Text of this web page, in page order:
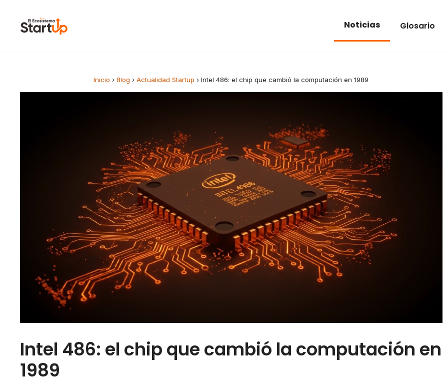
Noticias Glosario
Inicio › Blog › Actualidad Startup › Intel 486: el chip que cambió la computación en 1989
Intel 486: el chip que cambió la computación en
1989